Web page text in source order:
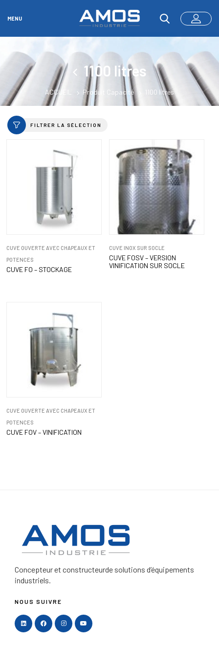
MENU
1100 litres
ACCUEIL Produit Capacité 1100 litres
FILTRER LA SÉLECTION
CUVE OUVERTE AVEC CHAPEAUX ET
POTENCES
CUVE FO – STOCKAGE
CUVE INOX SUR SOCLE
CUVE FOSV – VERSION
VINIFICATION SUR SOCLE
CUVE OUVERTE AVEC CHAPEAUX ET
POTENCES
CUVE FOV – VINIFICATION
Concepteur et constructeurde solutions d’équipements
industriels.
NOUS SUIVRE